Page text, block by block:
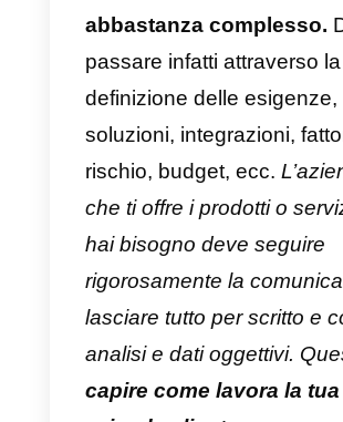
questi aspetti che
relazioni che si
La connessione
esiste, prevalgono
Quando si effettua
un’azienda attua in
e resoconti, non